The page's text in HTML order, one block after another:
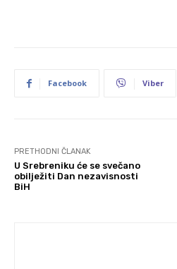
Facebook Viber
PRETHODNI ČLANAK
U Srebreniku će se svečano
obilježiti Dan nezavisnosti
BiH